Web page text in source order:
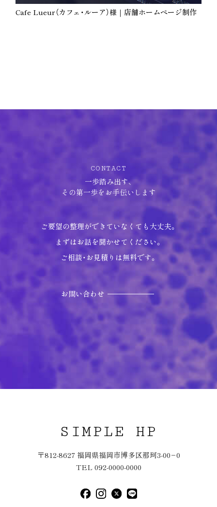
Cafe Lueur（カフェ・ルーア）様｜店舗ホームページ制作
CONTACT
一歩踏み出す、
その第一歩をお手伝いします
ご要望の整理ができていなくても大丈夫。
まずはお話を聞かせてください。
ご相談・お見積りは無料です。
お問い合わせ
SIMPLE HP
〒812-8627 福岡県福岡市博多区那珂3-00−0
TEL 092-0000-0000